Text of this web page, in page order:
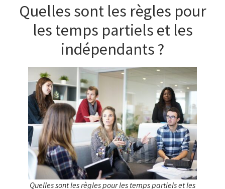
Quelles sont les règles pour
les temps partiels et les
indépendants ?
Quelles sont les règles pour les temps partiels et les